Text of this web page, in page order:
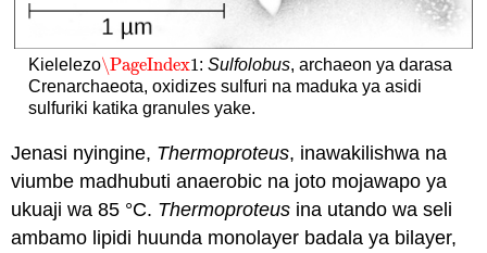
Kielelezo\PageIndex1
\PageIndex1:Sulfolobus, archaeon ya darasa
Crenarchaeota, oxidizes sulfuri na maduka ya asidi
sulfuriki katika granules yake.
Jenasi nyingine, Thermoproteus, inawakilishwa na
viumbe madhubuti anaerobic na joto mojawapo ya
ukuaji wa 85 °C. Thermoproteus ina utando wa seli
ambamo lipidi huunda monolayer badala ya bilayer,